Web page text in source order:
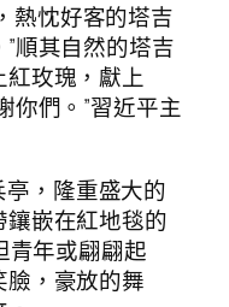
熱忱好客的塔吉
順其自然的塔吉
玫瑰，獻上
你們。”習近平主
，隆重盛大的
嵌在紅地毯的
青年或翩翩起
，豪放的舞